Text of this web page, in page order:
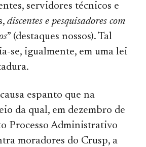
servidores técnicos e
discentes e pesquisadores com
” (destaques nossos). Tal
se, igualmente, em uma lei
espanto que na
da qual, em dezembro de
Processo Administrativo
moradores do Crusp, a